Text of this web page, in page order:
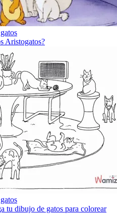
Aristogatos?
tu dibujo de gatos para colorear